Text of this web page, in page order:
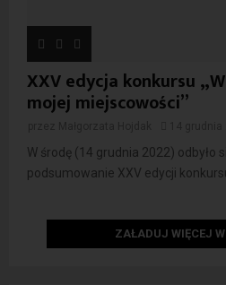
XXV edycja konkursu
mojej miejscowości”
W środę (14 grudnia 2022) odbyło
podsumowanie XXV edycji
ZAŁADUJ WIĘCEJ